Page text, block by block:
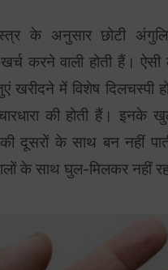
के अनुसार छोटी
करने वाली होती हैं। ऐसी
खरीदने में विशेष दिलचस्पी
की होती हैं। इनके
दूसरों के साथ बन नहीं
के साथ घुल-मिलकर नहीं